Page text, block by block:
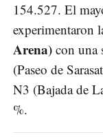
154.527. El
experimentaron
Arena) con una
(Paseo de
N3 (Bajada de
%.